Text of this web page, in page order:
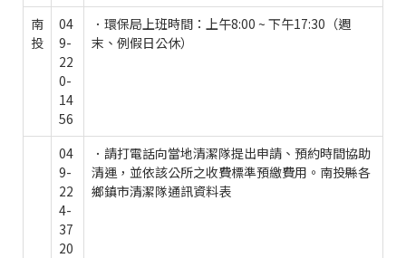
南
投
04
9-
22
0-
14
56
．環保局上班時間：上午8:00 ~ 下午17:30（週
末、例假日公休）
04
9-
22
4-
37
20
．請打電話向當地清潔隊提出申請、預約時間協助
清運，並依該公所之收費標準預繳費用。南投縣各
鄉鎮市清潔隊通訊資料表